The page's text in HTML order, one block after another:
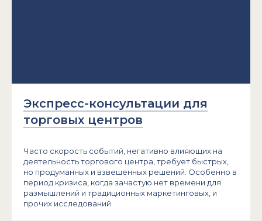
Экспресс-консультации для
торговых центров
Часто скорость событий, негативно влияющих на
деятельность торгового центра, требует быстрых,
но продуманных и взвешенных решений. Особенно в
период кризиса, когда зачастую нет времени для
размышлений и традиционных маркетинговых, и
прочих исследований.